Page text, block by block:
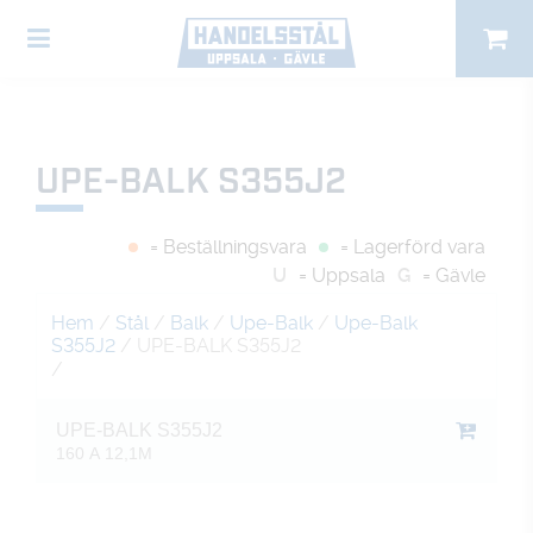
UPE-BALK S355J2
= Beställningsvara
= Lagerförd vara
U
= Uppsala G = Gävle
Hem / Stål / Balk / Upe-Balk / Upe-Balk
S355J2 / UPE-BALK S355J2
/
UPE-BALK S355J2
160 A 12,1M